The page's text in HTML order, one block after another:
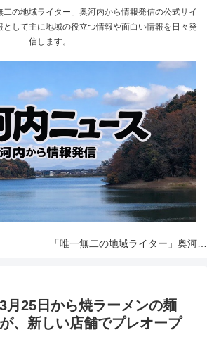
の地域ライター」奥河内から情報発信の公式サイ
として主に地域の役立つ情報や面白い情報を日々発
信します。
3月25日から焼ラーメンの麺
、新しい店舗でプレオープ